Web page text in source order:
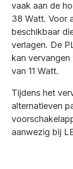
vaak aan de
38 Watt. Voor
beschikbaar
verlagen. De
kan
van 11 Watt.
Tijdens het
alternatieven
aanwezig bij